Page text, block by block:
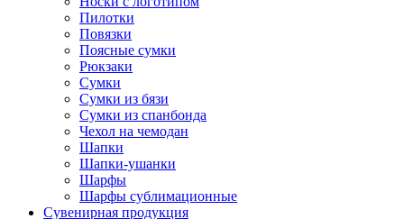
Пилотки
Повязки
Поясные сумки
Рюкзаки
Сумки
Сумки из бязи
Сумки из спанбонда
Чехол на чемодан
Шапки
Шапки-ушанки
Шарфы
Шарфы сублимационные
Сувенирная продукция